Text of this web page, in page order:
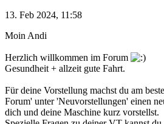
13. Feb 2024, 11:58
Moin Andi
Herzlich willkommen im Forum
Gesundheit + allzeit gute Fahrt.
Für deine Vorstellung machst du am
Forum' unter 'Neuvorstellungen' einen
dich und deine Maschine kurz vorstellst.